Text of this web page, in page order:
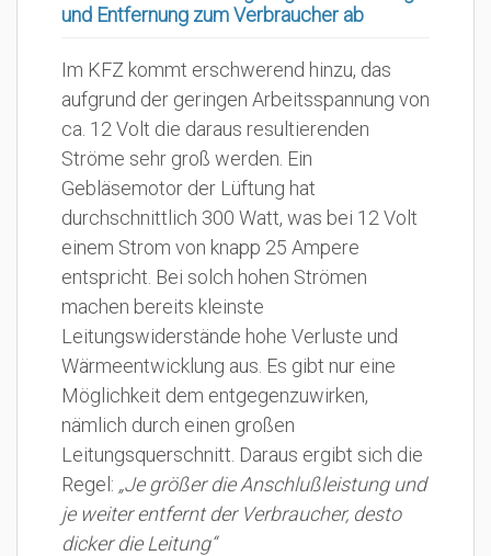
und Entfernung zum Verbraucher ab
Im KFZ kommt erschwerend hinzu, das
aufgrund der geringen Arbeitsspannung von
ca. 12 Volt die daraus resultierenden
Ströme sehr groß werden. Ein
Gebläsemotor der Lüftung hat
durchschnittlich 300 Watt, was bei 12 Volt
einem Strom von knapp 25 Ampere
entspricht. Bei solch hohen Strömen
machen bereits kleinste
Leitungswiderstände hohe Verluste und
Wärmeentwicklung aus. Es gibt nur eine
Möglichkeit dem entgegenzuwirken,
nämlich durch einen großen
Leitungsquerschnitt. Daraus ergibt sich die
Regel: „Je größer die Anschlußleistung und
je weiter entfernt der Verbraucher, desto
dicker die Leitung“